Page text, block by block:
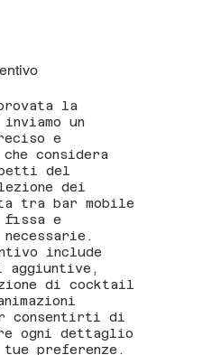
la
un
e
considera
del
dei
tra bar mobile
fissa e
include
aggiuntive,
di cocktail
consentirti di
ogni dettaglio
preferenze.